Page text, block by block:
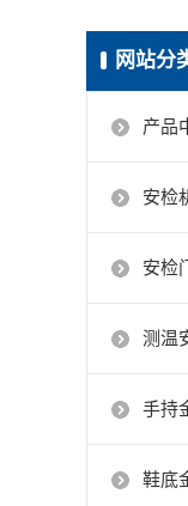
网站分
产品
安检
安检门
测温
手持
鞋底